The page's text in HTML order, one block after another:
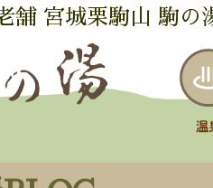
舗 宮城栗駒山 駒の